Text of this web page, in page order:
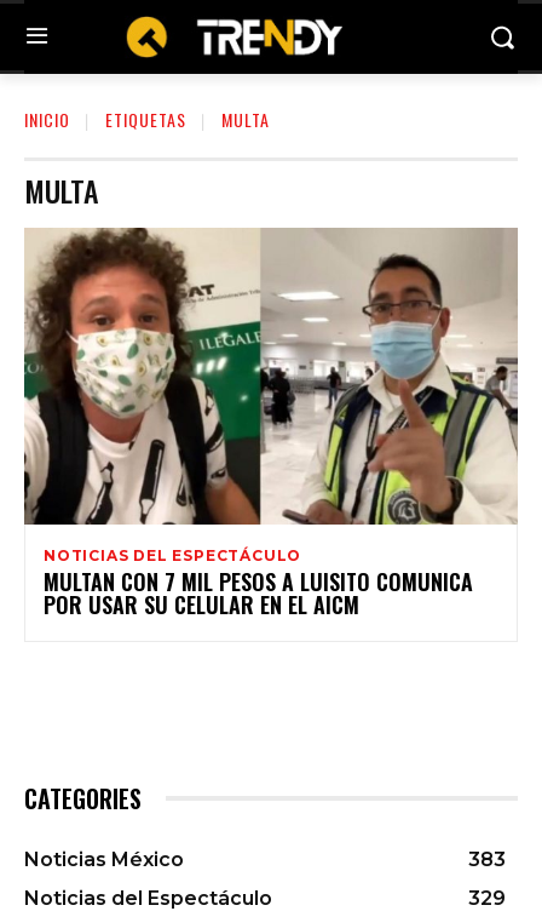
INICIO ETIQUETAS MULTA
MULTA
NOTICIAS DEL ESPECTÁCULO
MULTAN CON 7 MIL PESOS A LUISITO COMUNICA
POR USAR SU CELULAR EN EL AICM
CATEGORIES
Noticias México
383
Noticias del Espectáculo
329